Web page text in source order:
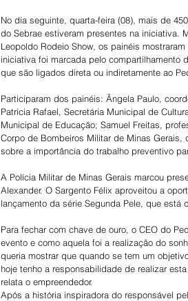
No dia seguinte, quarta-feira (08), mais de
do Sebrae estiveram presentes na iniciativa.
Leopoldo Rodeio Show, os painéis
iniciativa foi marcada pelo compartilhamento
que são ligados direta ou indiretamente ao
Participaram dos painéis: Ângela Paulo,
Patrícia Rafael, Secretária Municipal de
Municipal de Educação; Samuel Freitas,
Corpo de Bombeiros Militar de Minas Gerais,
sobre a importância do trabalho preventivo
A Polícia Militar de Minas Gerais marcou
Alexander. O Sargento Félix aproveitou a
lançamento da série Segunda Pele, que está
Para fechar com chave de ouro, o CEO do
evento e como aquela foi a realização do
queria mostrar que quando se tem um
hoje tenho a responsabilidade de realizar
relata o empreendedor.
Após a história inspiradora do responsável